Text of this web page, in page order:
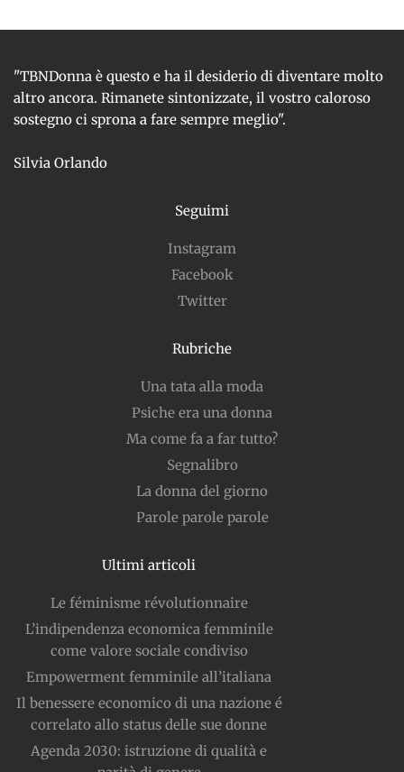
"TBNDonna è questo e ha il desiderio di diventare molto
altro ancora. Rimanete sintonizzate, il vostro caloroso
sostegno ci sprona a fare sempre meglio".
Silvia Orlando
Seguimi
Instagram
Facebook
Twitter
Rubriche
Una tata alla moda
Psiche era una donna
Ma come fa a far tutto?
Segnalibro
La donna del giorno
Parole parole parole
Ultimi articoli
Le féminisme révolutionnaire
L’indipendenza economica femminile
come valore sociale condiviso
Empowerment femminile all’italiana
Il benessere economico di una nazione é
correlato allo status delle sue donne
Agenda 2030: istruzione di qualità e